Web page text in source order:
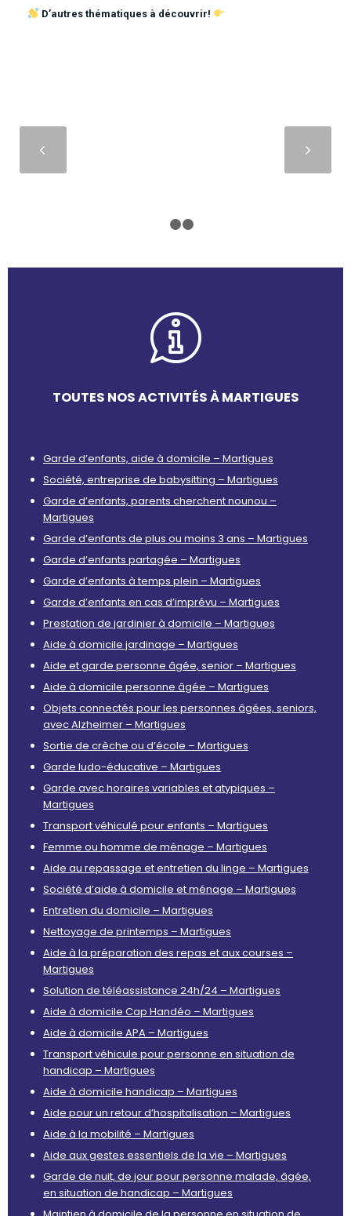
D’autres thématiques à découvrir!
TOUTES NOS ACTIVITÉS À MARTIGUES
Garde d’enfants, aide à domicile – Martigues
Société, entreprise de babysitting – Martigues
Garde d’enfants, parents cherchent nounou –
Martigues
Garde d’enfants de plus ou moins 3 ans – Martigues
Garde d’enfants partagée – Martigues
Garde d’enfants à temps plein – Martigues
Garde d’enfants en cas d’imprévu – Martigues
Prestation de jardinier à domicile – Martigues
Aide à domicile jardinage – Martigues
Aide et garde personne âgée, senior – Martigues
Aide à domicile personne âgée – Martigues
Objets connectés pour les personnes âgées, seniors,
avec Alzheimer – Martigues
Sortie de crèche ou d’école – Martigues
Garde ludo-éducative – Martigues
Garde avec horaires variables et atypiques –
Martigues
Transport véhiculé pour enfants – Martigues
Femme ou homme de ménage – Martigues
Aide au repassage et entretien du linge – Martigues
Société d’aide à domicile et ménage – Martigues
Entretien du domicile – Martigues
Nettoyage de printemps – Martigues
Aide à la préparation des repas et aux courses –
Martigues
Solution de téléassistance 24h/24 – Martigues
Aide à domicile Cap Handéo – Martigues
Aide à domicile APA – Martigues
Transport véhicule pour personne en situation de
handicap – Martigues
Aide à domicile handicap – Martigues
Aide pour un retour d’hospitalisation – Martigues
Aide à la mobilité – Martigues
Aide aux gestes essentiels de la vie – Martigues
Garde de nuit, de jour pour personne malade, âgée,
en situation de handicap – Martigues